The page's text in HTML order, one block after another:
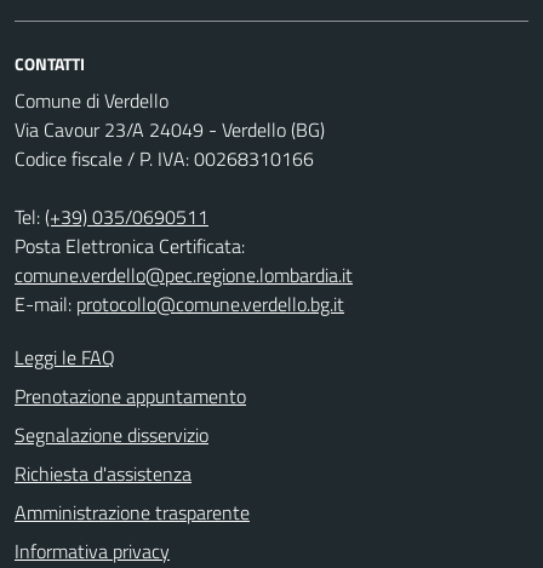
CONTATTI
Comune di Verdello
Via Cavour 23/A 24049 - Verdello (BG)
Codice fiscale / P. IVA: 00268310166
Tel:(+39) 035/0690511
Posta Elettronica Certificata:
comune.verdello@pec.regione.lombardia.it
E-mail: protocollo@comune.verdello.bg.it
Leggi le FAQ
Prenotazione appuntamento
Segnalazione disservizio
Richiesta d'assistenza
Amministrazione trasparente
Informativa privacy